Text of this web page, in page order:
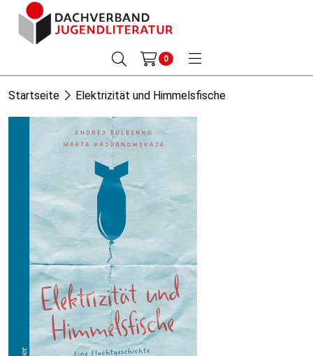
0
Startseite Elektrizität und Himmelsfische